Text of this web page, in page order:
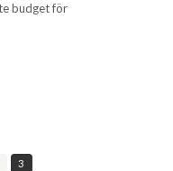
budget för
3